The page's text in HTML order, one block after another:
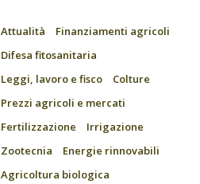
Attualità
Finanziamenti agricoli
Difesa fitosanitaria
Leggi, lavoro e fisco
Colture
Prezzi agricoli e mercati
Fertilizzazione
Irrigazione
Zootecnia
Energie rinnovabili
Agricoltura biologica